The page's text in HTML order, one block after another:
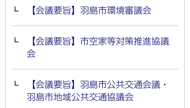
【会議要旨】羽島市環境審議会
【会議要旨】市空家等対策推進協議
会
【会議要旨】羽島市公共交通会議・
羽島市地域公共交通協議会